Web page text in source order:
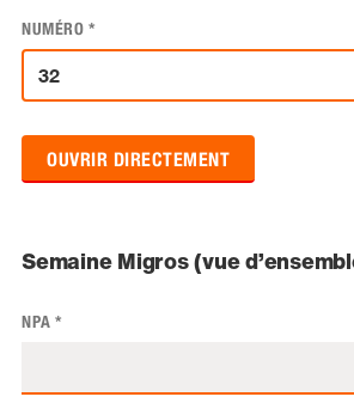
NUMÉRO *
OUVRIR DIRECTEMENT
Semaine Migros (vue
NPA *